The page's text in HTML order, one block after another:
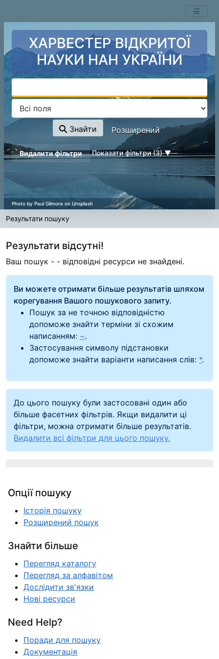
ХАРВЕСТЕР ВІДКРИТОЇ
НАУКИ НАН УКРАЇНИ
Знайти Розширений
page_reload_on_deselect_hint
Видалити фільтри Показати фільтри (3)
Результати пошуку
Результати відсутні!
Ваш пошук - - відповідні ресурси не знайдені.
Ви можете отримати більше результатів шляхом
корегування Вашого пошукового запиту.
Пошук за не точною відповідністю
допоможе знайти терміни зі схожим
написанням: ~.
Застосування символу підстановки
допоможе знайти варіанти написання слів: *.
До цього пошуку були застосовані один або
більше фасетних фільтрів. Якщи видалити ці
фільтри, можна отримати більше результатів.
Видалити всі фільтри для цього пошуку.
Опції пошуку
Історія пошуку
Розширений пошук
Знайти більше
Перегляд каталогу
Перегляд за алфавітом
Дослідити зв'язки
Нові ресурси
Need Help?
Поради для пошуку
Документація